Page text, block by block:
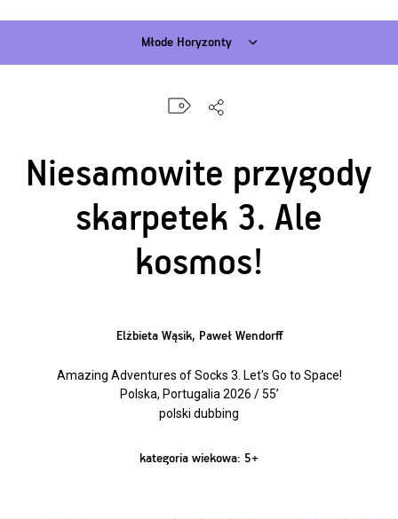
Młode Horyzonty
Niesamowite przygody
skarpetek 3. Ale
kosmos!
Elżbieta Wąsik, Paweł Wendorff
Amazing Adventures of Socks 3. Let's Go to Space!
Polska, Portugalia 2026 / 55’
polski dubbing
kategoria wiekowa: 5+